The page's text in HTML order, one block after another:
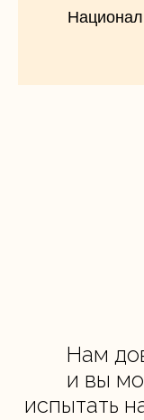
Нам
и вы
испытать